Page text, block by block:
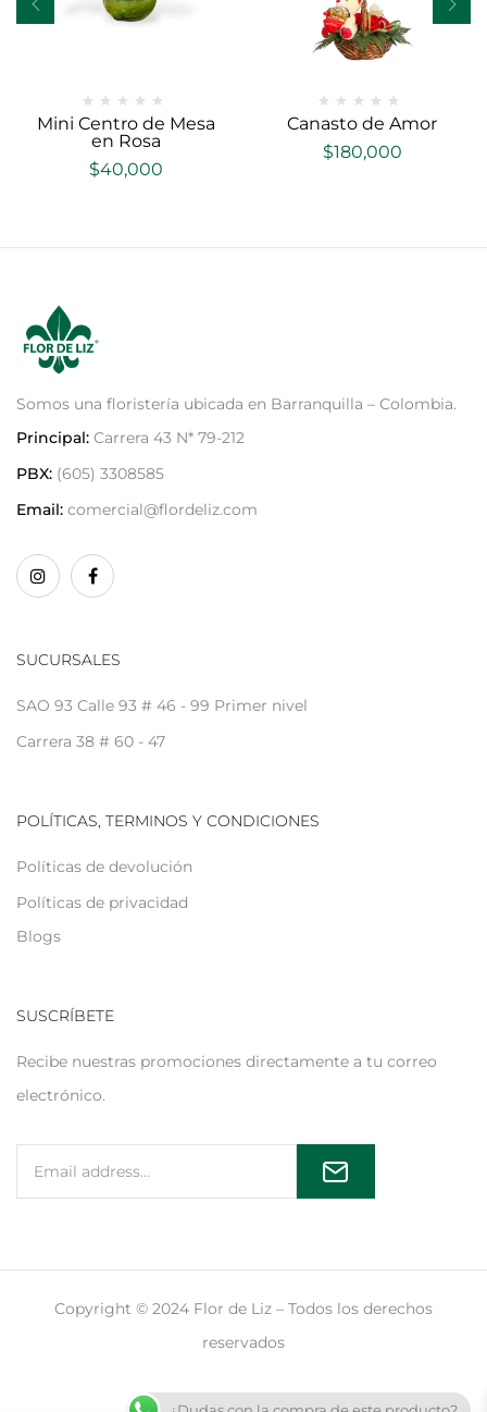
Mini Centro de Mesa
en Rosa
$40,000
Canasto de Amor
$180,000
Somos una floristería ubicada en Barranquilla – Colombia.
Principal: Carrera 43 N* 79-212
PBX: (605) 3308585
Email: comercial@flordeliz.com
SUCURSALES
SAO 93 Calle 93 # 46 - 99 Primer nivel
Carrera 38 # 60 - 47
POLÍTICAS, TERMINOS Y CONDICIONES
Políticas de devolución
Políticas de privacidad
Blogs
SUSCRÍBETE
Recibe nuestras promociones directamente a tu correo
electrónico.
Copyright © 2024 Flor de Liz – Todos los derechos
reservados